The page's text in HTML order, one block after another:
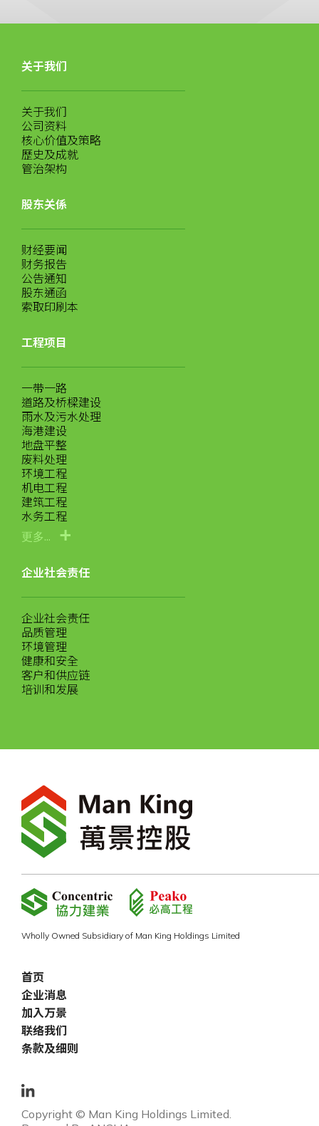
Wholly Owned Subsidiary of Man King Holdings Limited
首页
企业消息
加入万景
联络我们
条款及细则
Copyright © Man King Holdings Limited.
关于我们
关于我们
公司资料
核心价值及策略
歷史及成就
管治架构
股东关係
财经要闻
财务报告
公告通知
股东通函
索取印刷本
工程项目
一带一路
道路及桥樑建设
雨水及污水处理
海港建设
地盘平整
废料处理
环境工程
机电工程
建筑工程
水务工程
更多...
企业社会责任
企业社会责任
品质管理
环境管理
健康和安全
客户和供应链
培训和发展